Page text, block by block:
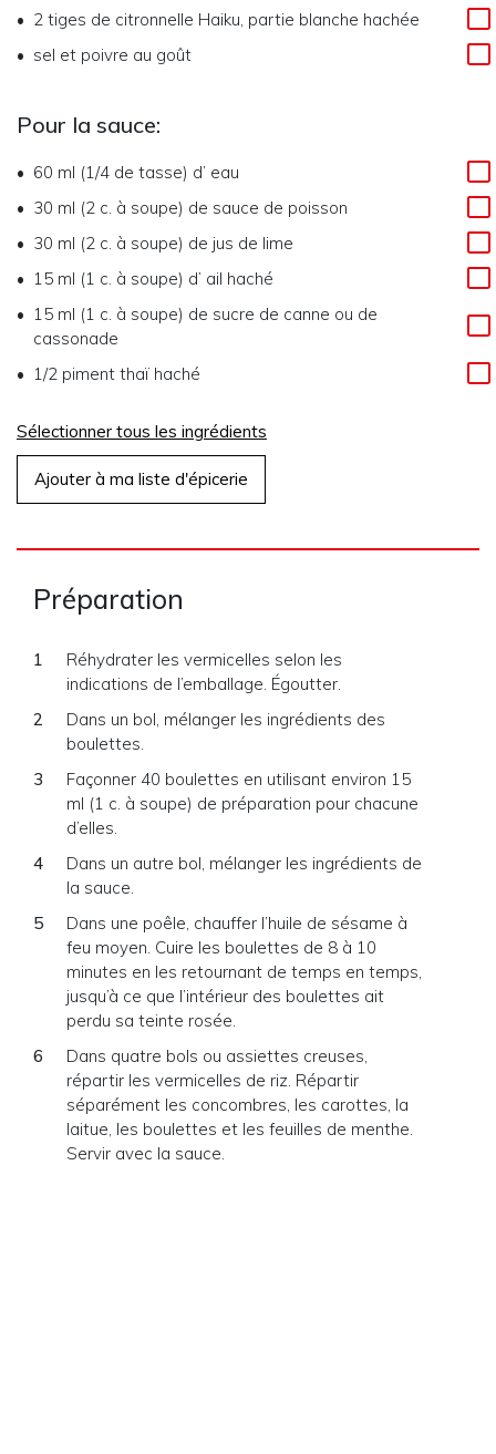
2 tiges de citronnelle Haiku, partie blanche hachée
sel et poivre au goût
Pour la sauce:
60 ml (1/4 de tasse) d’ eau
30 ml (2 c. à soupe) de sauce de poisson
30 ml (2 c. à soupe) de jus de lime
15 ml (1 c. à soupe) d’ ail haché
15 ml (1 c. à soupe) de sucre de canne ou de
cassonade
1/2 piment thaï haché
Sélectionner tous les ingrédients
Ajouter à ma liste d'épicerie
Préparation
Réhydrater les vermicelles selon les
indications de l’emballage. Égoutter.
Dans un bol, mélanger les ingrédients des
boulettes.
Façonner 40 boulettes en utilisant environ 15
ml (1 c. à soupe) de préparation pour chacune
d’elles.
Dans un autre bol, mélanger les ingrédients de
la sauce.
Dans une poêle, chauffer l’huile de sésame à
feu moyen. Cuire les boulettes de 8 à 10
minutes en les retournant de temps en temps,
jusqu’à ce que l’intérieur des boulettes ait
perdu sa teinte rosée.
Dans quatre bols ou assiettes creuses,
répartir les vermicelles de riz. Répartir
séparément les concombres, les carottes, la
laitue, les boulettes et les feuilles de menthe.
Servir avec la sauce.